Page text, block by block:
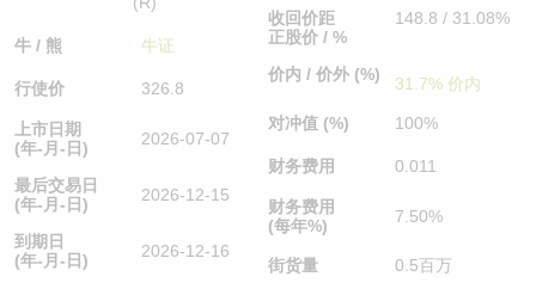
牛 / 熊 牛证
行使价 326.8
上市日期
(年-月-日)
2026-07-07
最后交易日
(年-月-日)
2026-12-15
到期日
(年-月-日)
2026-12-16
收回价距
正股价 / %
148.8 / 31.08%
价内 / 价外 (%) 31.7% 价内
对冲值 (%) 100%
财务费用 0.011
财务费用
(每年%)
7.50%
街货量 0.5百万